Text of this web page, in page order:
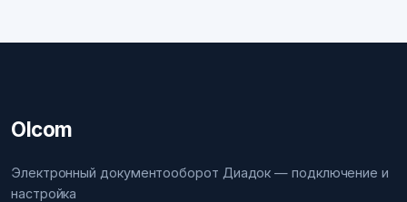
Olcom
Электронный документооборот Диадок — подключение и
настройка